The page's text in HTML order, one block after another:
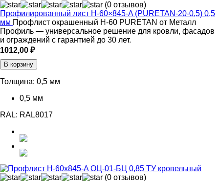
(0 отзывов)
Профилированный лист Н-60×845-A (PURETAN-20-0,5) 0,5
мм Профлист окрашенный Н-60 PURETAN от Металл
Профиль — универсальное решение для кровли, фасадов
и ограждений с гарантией до 30 лет.
1012,00 ₽
В корзину
Толщина: 0,5 мм
0,5 мм
RAL: RAL8017
(0 отзывов)